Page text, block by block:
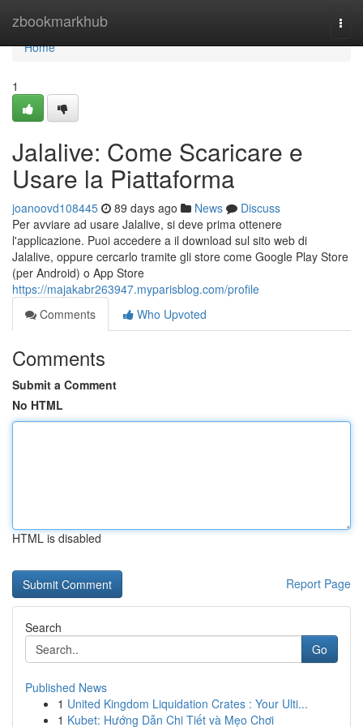
zbookmarkhub
Home
Home
1
Jalalive: Come Scaricare e
Usare la Piattaforma
joanoovd108445 89 days ago News
Discuss
Per avviare ad usare Jalalive, si deve prima ottenere
l'applicazione. Puoi accedere a il download sul sito web di
Jalalive, oppure cercarlo tramite gli store come Google Play Store
(per Android) o App Store
https://majakabr263947.myparisblog.com/profile
Comments
Who Upvoted
Comments
Submit a Comment
No HTML
HTML is disabled
Report Page
Search
Go
Published News
1 United Kingdom Liquidation Crates : Your Ulti...
1 Kubet: Hướng Dẫn Chi Tiết và Mẹo Chơi